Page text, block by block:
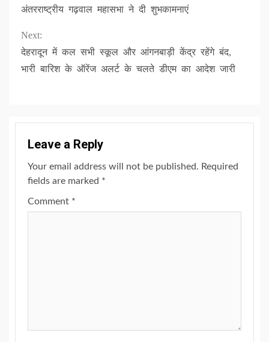
Reading
अंतरराष्ट्रीय गढ़वाल महासभा ने दी शुभकामनाएं
Next:
देहरादून में कल सभी स्कूल और आंगनबाड़ी केंद्र रहेंगे बंद,
भारी बारिश के ऑरेंज अलर्ट के चलते डीएम का आदेश जारी
Leave a Reply
Your email address will not be published. Required
fields are marked *
Comment *